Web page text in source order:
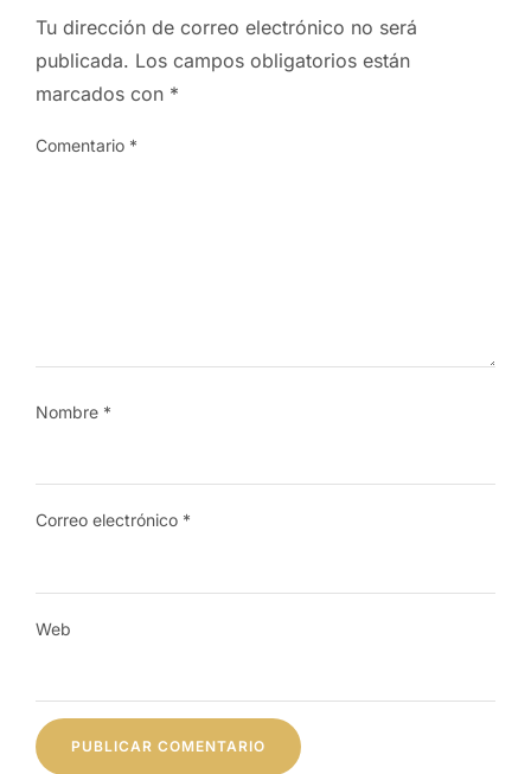
Tu dirección de correo electrónico no será
publicada. Los campos obligatorios están
marcados con *
Comentario *
Nombre *
Correo electrónico *
Web